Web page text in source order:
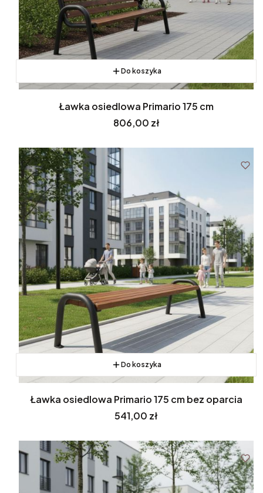
Do koszyka
Ławka osiedlowa Primario 175 cm
Cena
806,00 zł
Do koszyka
Ławka osiedlowa Primario 175 cm bez oparcia
Cena
541,00 zł